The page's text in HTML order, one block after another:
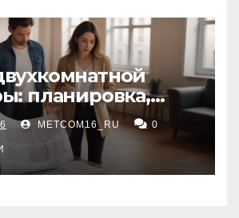
планировка,
жилья и
документов
METCOM16_RU 0